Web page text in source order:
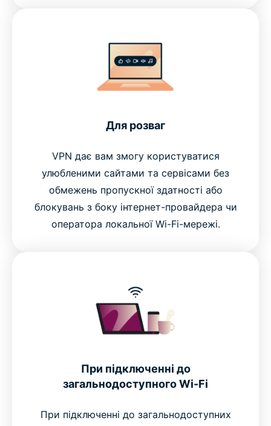
Для розваг
VPN дає вам змогу користуватися
улюбленими сайтами та сервісами без
обмежень пропускної здатності або
блокувань з боку інтернет-провайдера чи
оператора локальної Wi-Fi-мережі.
При підключенні до
загальнодоступного Wi-Fi
При підключенні до загальнодоступних